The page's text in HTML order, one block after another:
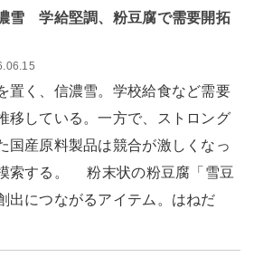
雪 学給堅調、粉豆腐で需要開拓
く、信濃雪。学校給食など需要
移している。一方で、ストロング
国産原料製品は競合が激しくなっ
索する。 粉末状の粉豆腐「雪豆
出につながるアイテム。はねだ